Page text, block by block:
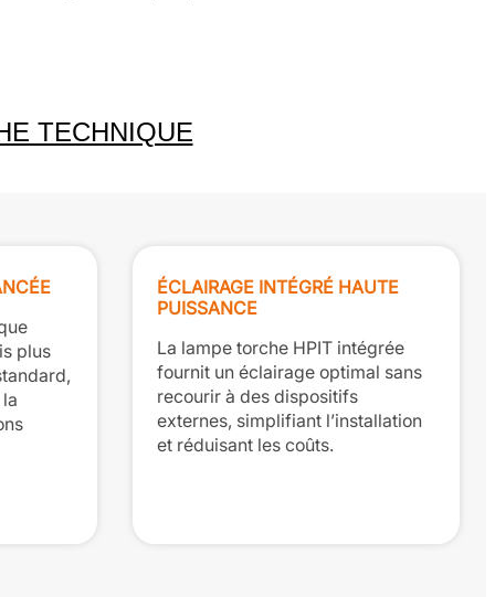
TECHNIQUE
plus
ÉCLAIRAGE INTÉGRÉ HAUTE
PUISSANCE
La lampe torche HPIT intégrée
fournit un éclairage optimal sans
recourir à des dispositifs
externes, simplifiant l’installation
et réduisant les coûts.